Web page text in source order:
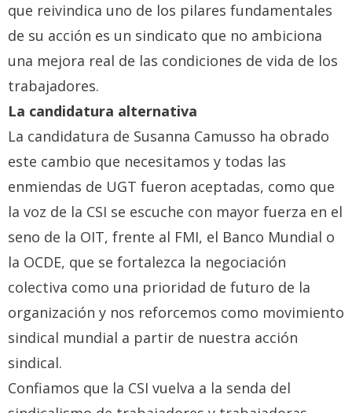
que reivindica uno de los pilares fundamentales
de su acción es un sindicato que no ambiciona
una mejora real de las condiciones de vida de los
trabajadores.
La candidatura alternativa
La candidatura de Susanna Camusso ha obrado
este cambio que necesitamos y todas las
enmiendas de UGT fueron aceptadas, como que
la voz de la CSI se escuche con mayor fuerza en el
seno de la OIT, frente al FMI, el Banco Mundial o
la OCDE, que se fortalezca la negociación
colectiva como una prioridad de futuro de la
organización y nos reforcemos como movimiento
sindical mundial a partir de nuestra acción
sindical.
Confiamos que la CSI vuelva a la senda del